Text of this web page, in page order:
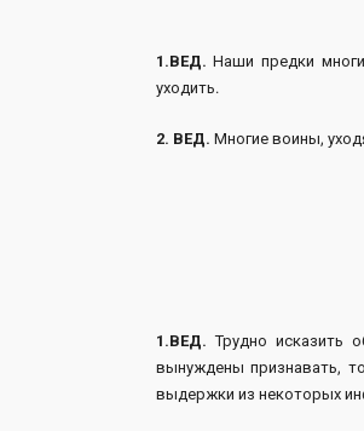
1.ВЕД. Наши предки
уходить.
2. ВЕД. Многие воины,
1.ВЕД. Трудно исказить
вынуждены признавать,
выдержки из некоторых